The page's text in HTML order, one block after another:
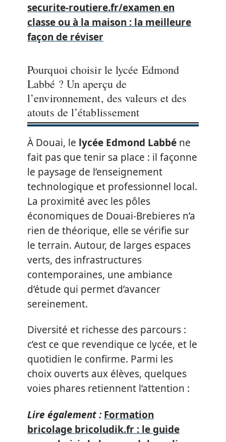
securite-routiere.fr/examen en
classe ou à la maison : la meilleure
façon de réviser
Pourquoi choisir le lycée Edmond
Labbé ? Un aperçu de
l’environnement, des valeurs et des
atouts de l’établissement
À Douai, le lycée Edmond Labbé ne
fait pas que tenir sa place : il façonne
le paysage de l’enseignement
technologique et professionnel local.
La proximité avec les pôles
économiques de Douai-Brebieres n’a
rien de théorique, elle se vérifie sur
le terrain. Autour, de larges espaces
verts, des infrastructures
contemporaines, une ambiance
d’étude qui permet d’avancer
sereinement.
Diversité et richesse des parcours :
c’est ce que revendique ce lycée, et le
quotidien le confirme. Parmi les
choix ouverts aux élèves, quelques
voies phares retiennent l’attention :
Lire également : Formation
bricolage bricoludik.fr : le guide